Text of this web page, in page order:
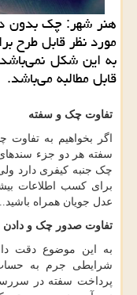
هنر شهر: چك بدون
مورد نظر قابل طرح
به این شكل
قابل مطالبه می‌باشد.
تفاوت چک و سفته
اگر بخواهیم به تفاوت
سفته هر دو جزء
چک جنبه کیفری دارد
برای کسب اطلاعات
عدل جویان همراه
تفاوت صدور چک و دادن
به این موضوع دقت
شرایطی جرم به حساب
پرداخت سفته در